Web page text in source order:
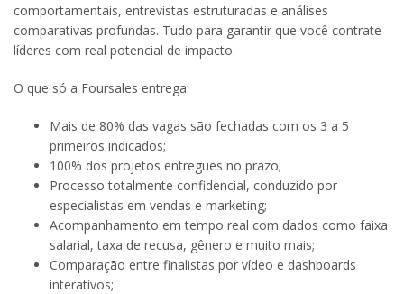
comportamentais, entrevistas estruturadas e análises
comparativas profundas. Tudo para garantir que você contrate
líderes com real potencial de impacto.
O que só a Foursales entrega:
Mais de 80% das vagas são fechadas com os 3 a 5
primeiros indicados;
100% dos projetos entregues no prazo;
Processo totalmente confidencial, conduzido por
especialistas em vendas e marketing;
Acompanhamento em tempo real com dados como faixa
salarial, taxa de recusa, gênero e muito mais;
Comparação entre finalistas por vídeo e dashboards
interativos;